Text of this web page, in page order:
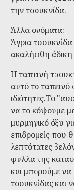
την τσουκνίδα.
Άλλα ονόματα:
Άγρια τσουκνίδα
ακαλήφθη άδικη
Η ταπεινή
αυτό το ταπεινό
ιδιότητες.Το
να το κόψουμε
μυρμηγικό όξυ
επιδρομείς που
λεπτότατες
φύλλα της
και μπορούμε
τσουκνίδας και